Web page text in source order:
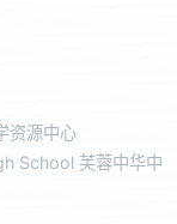
资源中心
School 芙蓉中华中